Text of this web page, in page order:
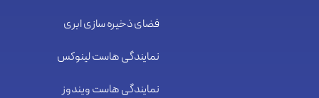
فضای ذخیره سازی ابری
نمایندگی هاست لینوکس
نمایندگی هاست ویندوز